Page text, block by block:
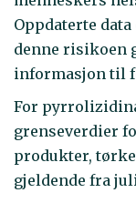
Oppdaterte
denne risikoen
informasjon til
For
grenseverdier
produkter,
gjeldende fra